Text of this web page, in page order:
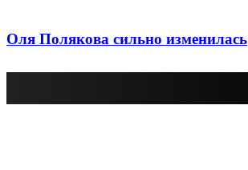
Оля Полякова сильно изменилась